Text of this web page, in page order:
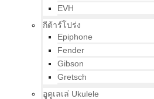
EVH
กีต้าร์โปร่ง
Epiphone
Fender
Gibson
Gretsch
อูคูเลเล่ Ukulele